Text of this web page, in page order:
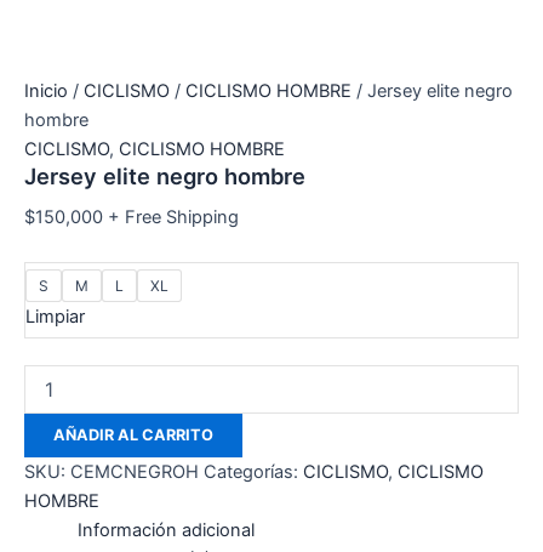
Inicio / CICLISMO / CICLISMO HOMBRE / Jersey elite negro
hombre
CICLISMO, CICLISMO HOMBRE
Jersey elite negro hombre
$150,000 + Free Shipping
S M L XL
Limpiar
AÑADIR AL CARRITO
SKU: CEMCNEGROH Categorías: CICLISMO, CICLISMO
HOMBRE
Información adicional